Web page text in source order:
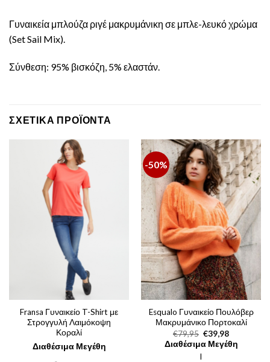
Γυναικεία μπλούζα ριγέ μακρυμάνικη σε μπλε-λευκό χρώμα
(Set Sail Mix).
Σύνθεση: 95% βισκόζη, 5% ελαστάν.
ΣΧΕΤΙΚΆ ΠΡΟΪΌΝΤΑ
Fransa Γυναικείο T-Shirt με
Στρογγυλή Λαιμόκοψη
Κοραλί
Διαθέσιμα Μεγέθη
-50%
Esqualo Γυναικείο Πουλόβερ
Μακρυμάνικο Πορτοκαλί
€79,95 Original
price
was:
€39,98Η
τρέχουσα
τιμή
Διαθέσιμα Μεγέθη
l